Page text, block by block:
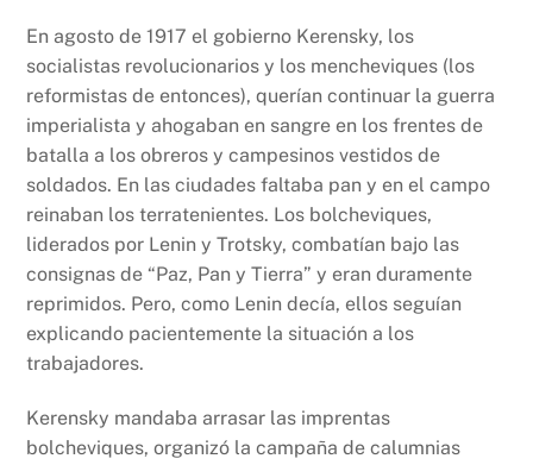
En agosto de 1917 el gobierno Kerensky, los
socialistas revolucionarios y los mencheviques (los
reformistas de entonces), querían continuar la guerra
imperialista y ahogaban en sangre en los frentes de
batalla a los obreros y campesinos vestidos de
soldados. En las ciudades faltaba pan y en el campo
reinaban los terratenientes. Los bolcheviques,
liderados por Lenin y Trotsky, combatían bajo las
consignas de “Paz, Pan y Tierra” y eran duramente
reprimidos. Pero, como Lenin decía, ellos seguían
explicando pacientemente la situación a los
trabajadores.
Kerensky mandaba arrasar las imprentas
bolcheviques, organizó la campaña de calumnias